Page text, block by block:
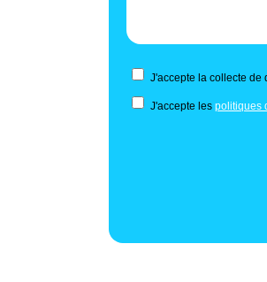
J'accepte la collecte de
J'accepte les politiques